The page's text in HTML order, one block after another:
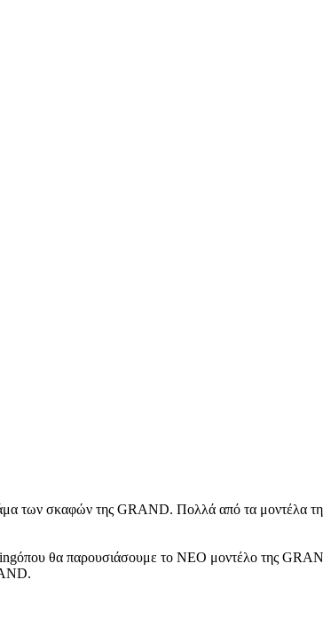
των σκαφών της GRAND. Πολλά από τα μοντέλα
θα παρουσιάσουμε τo NEO μοντέλο της